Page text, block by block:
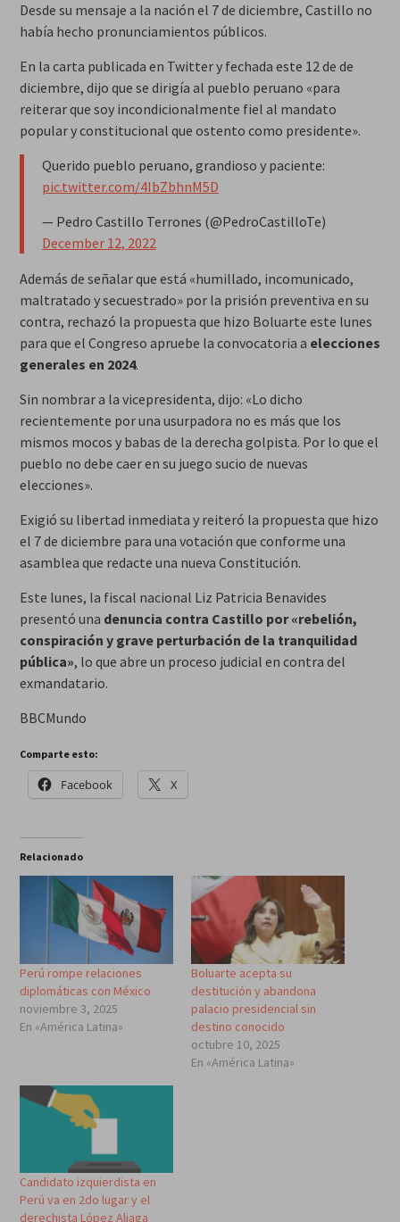
Desde su mensaje a la nación el 7 de diciembre, Castillo no
había hecho pronunciamientos públicos.
En la carta publicada en Twitter y fechada este 12 de de
diciembre, dijo que se dirigía al pueblo peruano «para
reiterar que soy incondicionalmente fiel al mandato
popular y constitucional que ostento como presidente».
Querido pueblo peruano, grandioso y paciente:
pic.twitter.com/4IbZbhnM5D
— Pedro Castillo Terrones (@PedroCastilloTe)
December 12, 2022
Además de señalar que está «humillado, incomunicado,
maltratado y secuestrado» por la prisión preventiva en su
contra, rechazó la propuesta que hizo Boluarte este lunes
para que el Congreso apruebe la convocatoria a elecciones
generales en 2024.
Sin nombrar a la vicepresidenta, dijo: «Lo dicho
recientemente por una usurpadora no es más que los
mismos mocos y babas de la derecha golpista. Por lo que el
pueblo no debe caer en su juego sucio de nuevas
elecciones».
Exigió su libertad inmediata y reiteró la propuesta que hizo
el 7 de diciembre para una votación que conforme una
asamblea que redacte una nueva Constitución.
Este lunes, la fiscal nacional Liz Patricia Benavides
presentó una denuncia contra Castillo por «rebelión,
conspiración y grave perturbación de la tranquilidad
pública», lo que abre un proceso judicial en contra del
exmandatario.
BBCMundo
Comparte esto:
Facebook X
Relacionado
Perú rompe relaciones
diplomáticas con México
noviembre 3, 2025
En «América Latina»
Boluarte acepta su
destitución y abandona
palacio presidencial sin
destino conocido
octubre 10, 2025
En «América Latina»
Candidato izquierdista en
Perú va en 2do lugar y el
derechista López Aliaga